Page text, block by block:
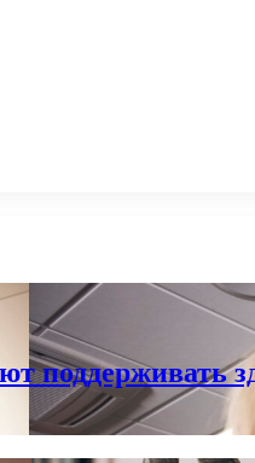
поддерживать